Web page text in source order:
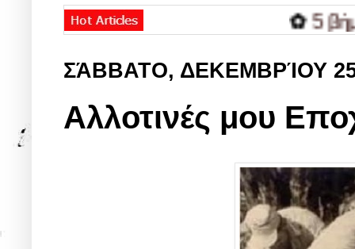
5 βήματα
ΣΆΒΒΑΤΟ, ΔΕΚΕΜΒΡΊΟΥ
Αλλοτινές μου